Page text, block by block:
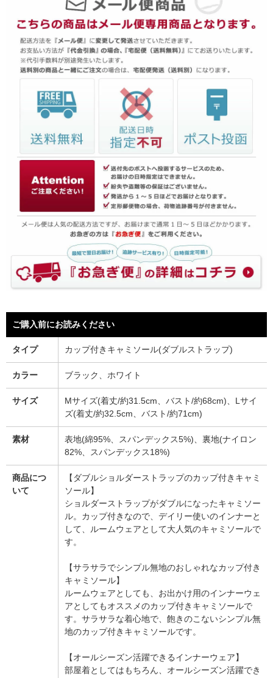
ご購入前にお読みください
タイプ カップ付きキャミソール(ダブルストラップ)
カラー ブラック、ホワイト
サイズ
Mサイズ(着丈/約31.5cm、バスト/約68cm)、Lサイ
ズ(着丈/約32.5cm、バスト/約71cm)
素材
表地(綿95%、スパンデックス5%)、裏地(ナイロン
82%、スパンデックス18%)
商品につ
いて
【ダブルショルダーストラップのカップ付きキャミ
ソール】
ショルダーストラップがダブルになったキャミソー
ル。カップ付きなので、デイリー使いのインナーと
して、ルームウェアとして大人気のキャミソールで
す。
【サラサラでシンプル無地のおしゃれなカップ付き
キャミソール】
ルームウェアとしても、お出かけ用のインナーウェ
アとしてもオススメのカップ付きキャミソールで
す。サラサラな着心地で、飽きのこないシンプル無
地のカップ付きキャミソールです。
【オールシーズン活躍できるインナーウェア】
部屋着としてはもちろん、オールシーズン活躍でき